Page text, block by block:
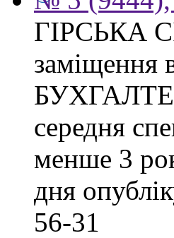
ГІРСЬКА
середня
менше 3
дня
56-31